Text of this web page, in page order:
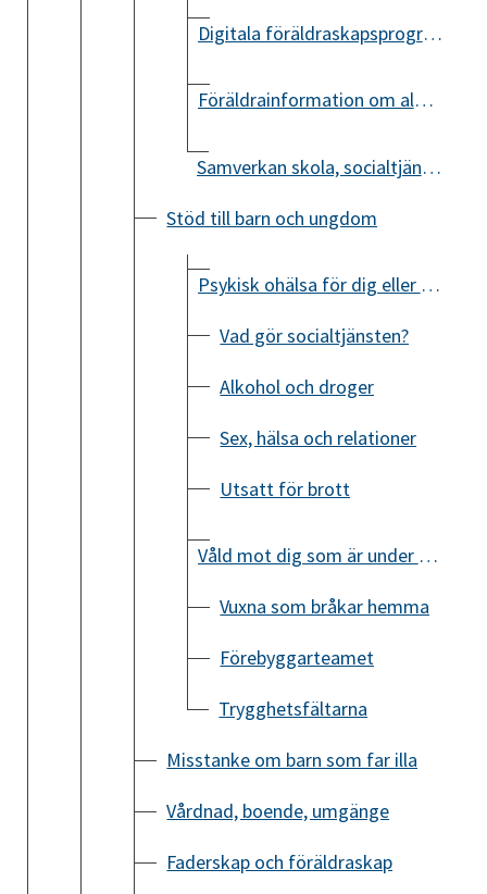
Digitala föräldraskapsprogram
Föräldrainformation om alkohol, droger, tobak och spel
Samverkan skola, socialtjänst, polis och fritid (SSPF)
Stöd till barn och ungdom
Psykisk ohälsa för dig eller någon i din närhet
Vad gör socialtjänsten?
Alkohol och droger
Sex, hälsa och relationer
Utsatt för brott
Våld mot dig som är under 18 år
Vuxna som bråkar hemma
Förebyggarteamet
Trygghetsfältarna
Misstanke om barn som far illa
Vårdnad, boende, umgänge
Faderskap och föräldraskap